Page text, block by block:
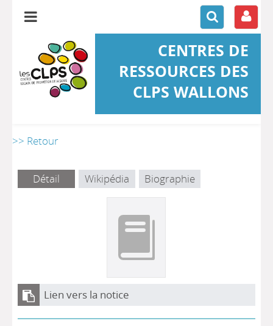
CENTRES DE
RESSOURCES DES
CLPS WALLONS
>> Retour
Détail Wikipédia Biographie
Lien vers la notice